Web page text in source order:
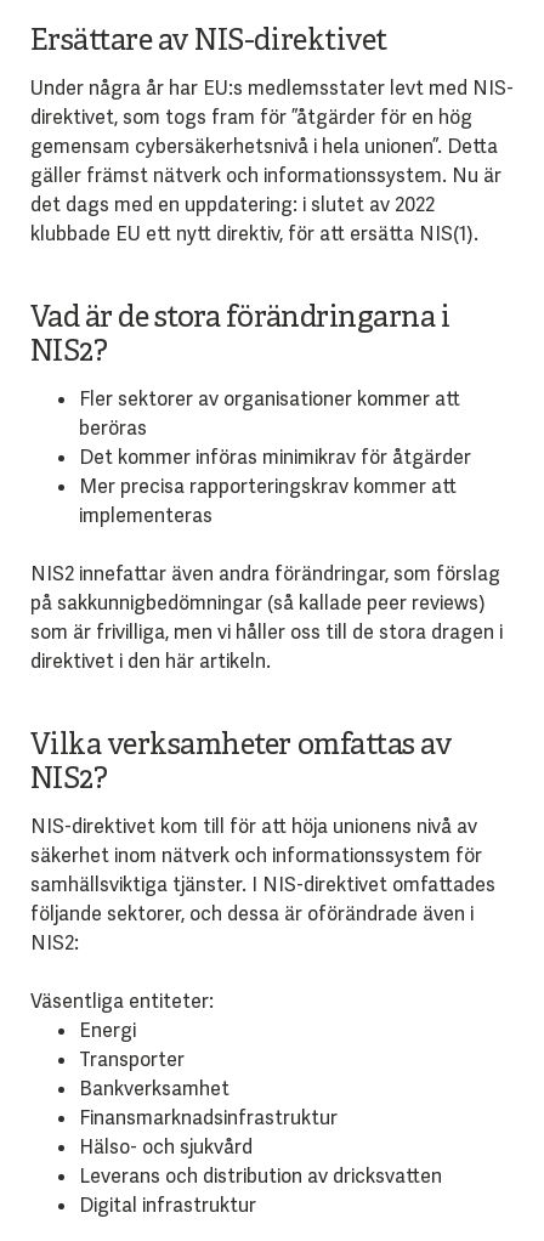
Ersättare av NIS-direktivet
Under några år har EU:s medlemsstater levt med NIS-
direktivet, som togs fram för ”åtgärder för en hög
gemensam cybersäkerhetsnivå i hela unionen”. Detta
gäller främst nätverk och informationssystem. Nu är
det dags med en uppdatering: i slutet av 2022
klubbade EU ett nytt direktiv, för att ersätta NIS(1).
Vad är de stora förändringarna i
NIS2?
Fler sektorer av organisationer kommer att
beröras
Det kommer införas minimikrav för åtgärder
Mer precisa rapporteringskrav kommer att
implementeras
NIS2 innefattar även andra förändringar, som förslag
på sakkunnigbedömningar (så kallade peer reviews)
som är frivilliga, men vi håller oss till de stora dragen i
direktivet i den här artikeln.
Vilka verksamheter omfattas av
NIS2?
NIS-direktivet kom till för att höja unionens nivå av
säkerhet inom nätverk och informationssystem för
samhällsviktiga tjänster. I NIS-direktivet omfattades
följande sektorer, och dessa är oförändrade även i
NIS2:
Väsentliga entiteter:
Energi
Transporter
Bankverksamhet
Finansmarknadsinfrastruktur
Hälso- och sjukvård
Leverans och distribution av dricksvatten
Digital infrastruktur